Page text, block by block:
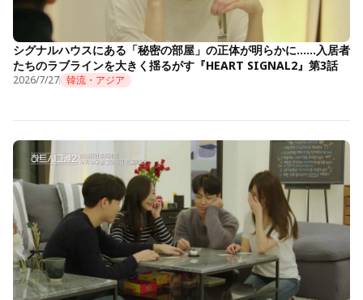
シグナルハウスにある「秘密の部屋」の正体が明らかに……入居者
たちのラブラインを大きく揺るがす『HEART SIGNAL2』第3話
2026/7/27 韓流・アジア